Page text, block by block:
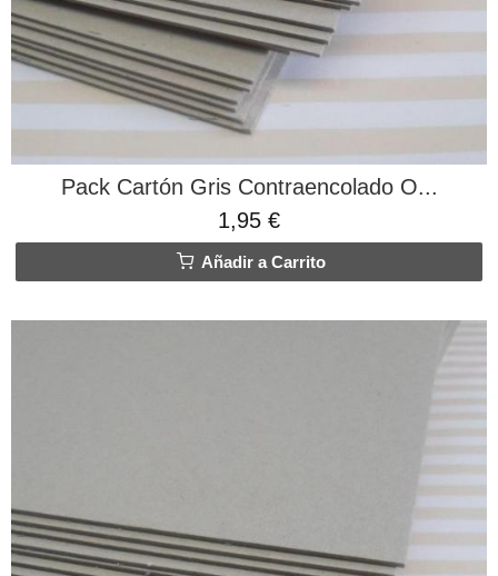
Pack Cartón Gris Contraencolado O...
1,95 €
Añadir a Carrito